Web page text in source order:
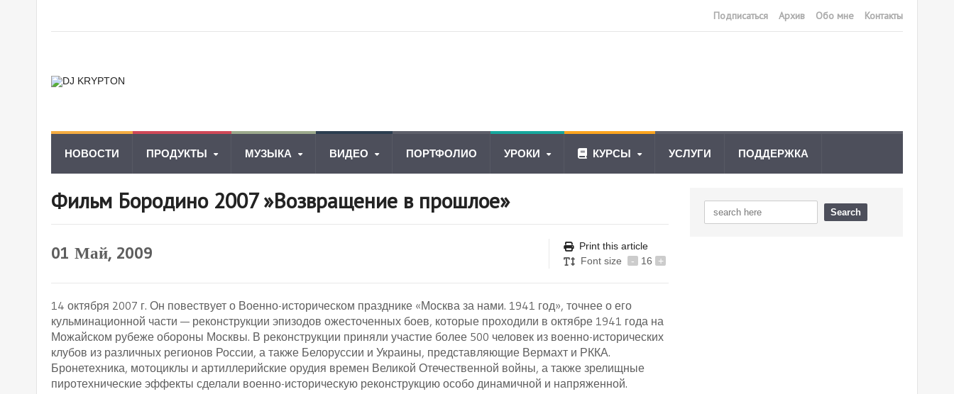
Подписаться Архив Обо мне Контакты
НОВОСТИ ПРОДУКТЫ МУЗЫКА ВИДЕО ПОРТФОЛИО УРОКИ КУРСЫ УСЛУГИ ПОДДЕРЖКА
Фильм Бородино 2007 »Возвращение в прошлое»
01 Май, 2009
Print this article
Font size
- 16 +
14 октября 2007 г. Он повествует о Военно-историческом празднике «Москва за нами. 1941 год», точнее о его
кульминационной части — реконструкции эпизодов ожесточенных боев, которые проходили в октябре 1941 года на
Можайском рубеже обороны Москвы. В реконструкции приняли участие более 500 человек из военно-исторических
клубов из различных регионов России, а также Белоруссии и Украины, представляющие Вермахт и РККА.
Бронетехника, мотоциклы и артиллерийские орудия времен Великой Отечественной войны, а также зрелищные
пиротехнические эффекты сделали военно-историческую реконструкцию особо динамичной и напряженной.